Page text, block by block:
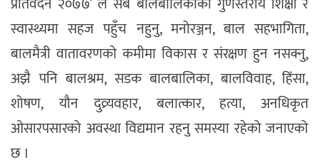
स्वास्थ्यमा सहज पहुँच नहुनु, मनोरञ्जन, बाल सहभागिता,
बालमैत्री वातावरणको कमीमा विकास र संरक्षण हुन नसक्नु,
अझै पनि बालश्रम, सडक बालबालिका, बालविवाह, हिंसा,
शोषण, यौन दुव्र्यवहार, बलात्कार, हत्या, अनधिकृत
ओसारपसारको अवस्था विद्यमान रहनु समस्या रहेको जनाएको
छ ।